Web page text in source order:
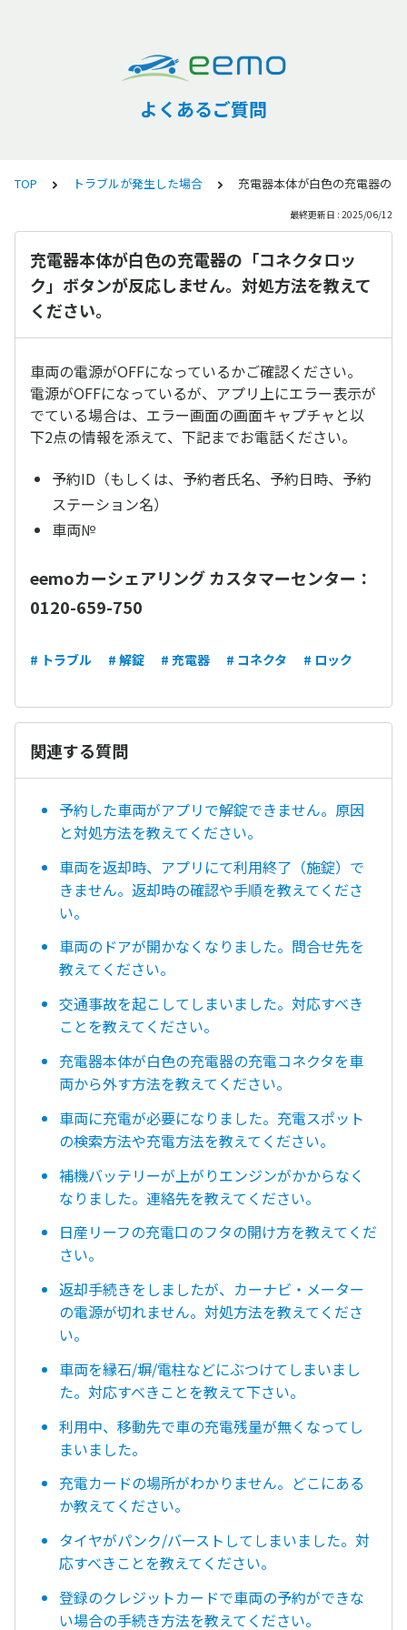
よくあるご質問
TOP トラブルが発生した場合 充電器本体が白色の充電器の
最終更新日 : 2025/06/12
充電器本体が白色の充電器の「コネクタロッ
ク」ボタンが反応しません。対処方法を教えて
ください。
車両の電源がOFFになっているかご確認ください。
電源がOFFになっているが、アプリ上にエラー表示が
でている場合は、エラー画面の画面キャプチャと以
下2点の情報を添えて、下記までお電話ください。
予約ID（もしくは、予約者氏名、予約日時、予約
ステーション名）
車両№
eemoカーシェアリング カスタマーセンター：
0120-659-750
# トラブル # 解錠 # 充電器 # コネクタ # ロック
関連する質問
予約した車両がアプリで解錠できません。原因
と対処方法を教えてください。
車両を返却時、アプリにて利用終了（施錠）で
きません。返却時の確認や手順を教えてくださ
い。
車両のドアが開かなくなりました。問合せ先を
教えてください。
交通事故を起こしてしまいました。対応すべき
ことを教えてください。
充電器本体が白色の充電器の充電コネクタを車
両から外す方法を教えてください。
車両に充電が必要になりました。充電スポット
の検索方法や充電方法を教えてください。
補機バッテリーが上がりエンジンがかからなく
なりました。連絡先を教えてください。
日産リーフの充電口のフタの開け方を教えてくだ
さい。
返却手続きをしましたが、カーナビ・メーター
の電源が切れません。対処方法を教えてくださ
い。
車両を縁石/塀/電柱などにぶつけてしまいまし
た。対応すべきことを教えて下さい。
利用中、移動先で車の充電残量が無くなってし
まいました。
充電カードの場所がわかりません。どこにある
か教えてください。
タイヤがパンク/バーストしてしまいました。対
応すべきことを教えてください。
登録のクレジットカードで車両の予約ができな
い場合の手続き方法を教えてください。